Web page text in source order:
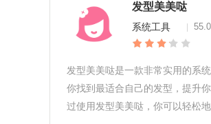
发型美美哒
系统工具
发型美美哒是一款非常实用的系
你找到最适合自己的发型，提升
过使用发型美美哒，你可以轻松